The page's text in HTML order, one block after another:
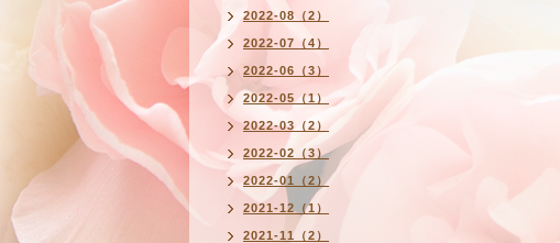
2022-08（2）
2022-07（4）
2022-06（3）
2022-05（1）
2022-03（2）
2022-02（3）
2022-01（2）
2021-12（1）
2021-11（2）